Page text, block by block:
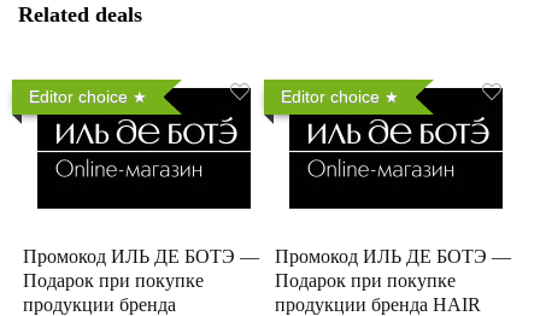
Related deals
Editor choice
Промокод ИЛЬ ДЕ БОТЭ —
Подарок при покупке
продукции бренда
Editor choice
Промокод ИЛЬ ДЕ БОТЭ —
Подарок при покупке
продукции бренда HAIR